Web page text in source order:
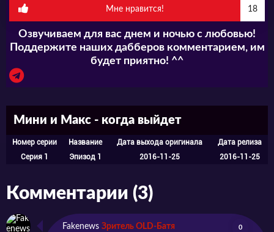
учебе, спортивных играх и различных
студенческих общественных мероприятиях.
В один момент ей все это удается, и кажется,
с обидным прозвищем покончено. Однако
работу, тут то и начинаются ее настоящие
приключения!
Мне нравится! 18
Озвучиваем для вас днем и ночью с любовью!
Поддержите наших дабберов комментарием, им
будет приятно! ^^
Мини и Макс - когда выйдет
Номер серии Название Дата выхода оригинала
Дата релиза
Серия 1
Эпизод 1 2016-11-25 2016-11-25
Комментарии (3)
Fakenews Зритель OLD-Батя 0